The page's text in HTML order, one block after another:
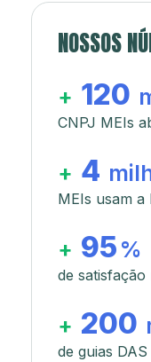
NOSSOS
+ 120
CNPJ MEIs
+ 4
MEIs usam a
+ 95 %
de satisfação
+ 200
de guias